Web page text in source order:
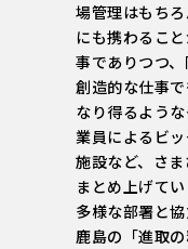
場管理はもち
にも携わるこ
事でありつつ、
創造的な仕事
なり得るよう
業員によるビ
施設など、さ
まとめ上げて
多様な部署と
鹿島の「進取